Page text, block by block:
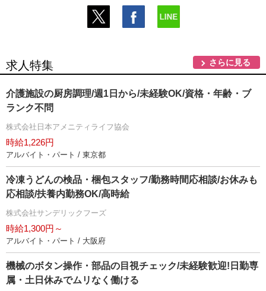
求人特集 さらに見る
介護施設の厨房調理/週1日から/未経験OK/資格・年齢・ブ
ランク不問
株式会社日本アメニティライフ協会
時給1,226円
アルバイト・パート / 東京都
冷凍うどんの検品・梱包スタッフ/勤務時間応相談/お休みも
応相談/扶養内勤務OK/高時給
株式会社サンデリックフーズ
時給1,300円～
アルバイト・パート / 大阪府
機械のボタン操作・部品の目視チェック/未経験歓迎!日勤専
属・土日休みでムリなく働ける